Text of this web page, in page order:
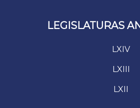
LEGISLATURAS
LXIV
LXIII
LXII